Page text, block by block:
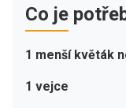
Co je
1 menší květák
1 vejce